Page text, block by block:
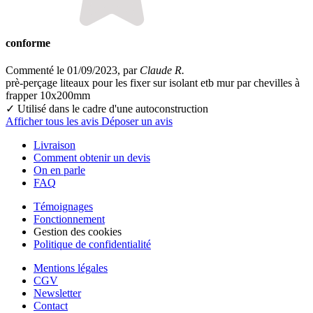
conforme
Commenté le 01/09/2023, par Claude R.
prè-perçage liteaux pour les fixer sur isolant etb mur par chevilles à
frapper 10x200mm
✓ Utilisé dans le cadre d'une autoconstruction
Afficher tous les avis Déposer un avis
Livraison
Comment obtenir un devis
On en parle
FAQ
Témoignages
Fonctionnement
Gestion des cookies
Politique de confidentialité
Mentions légales
CGV
Newsletter
Contact